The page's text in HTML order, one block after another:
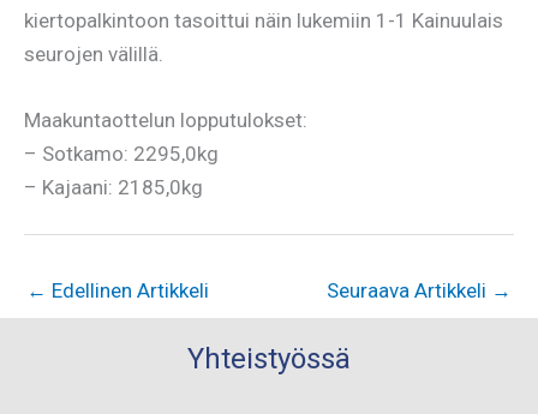
kiertopalkintoon tasoittui näin lukemiin 1-1 Kainuulais
seurojen välillä.
Maakuntaottelun lopputulokset:
– Sotkamo: 2295,0kg
– Kajaani: 2185,0kg
← Edellinen Artikkeli Seuraava Artikkeli →
Yhteistyössä